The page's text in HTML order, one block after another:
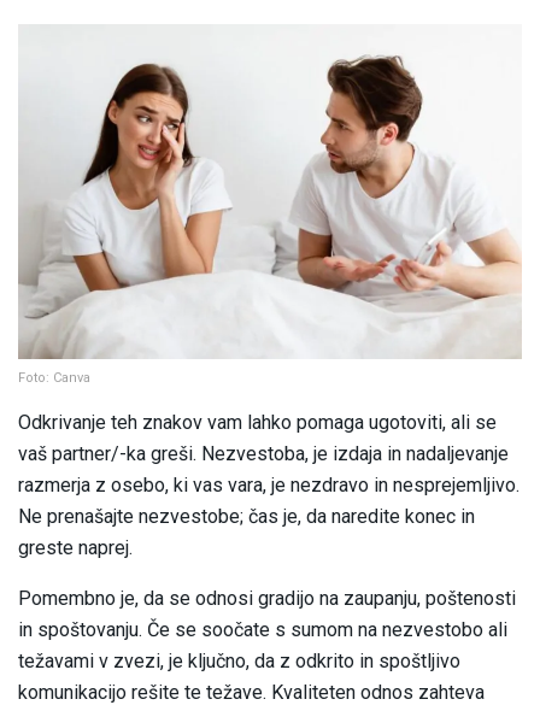
Foto: Canva
Odkrivanje teh znakov vam lahko pomaga ugotoviti, ali se
vaš partner/-ka greši. Nezvestoba, je izdaja in nadaljevanje
razmerja z osebo, ki vas vara, je nezdravo in nesprejemljivo.
Ne prenašajte nezvestobe; čas je, da naredite konec in
greste naprej.
Pomembno je, da se odnosi gradijo na zaupanju, poštenosti
in spoštovanju. Če se soočate s sumom na nezvestobo ali
težavami v zvezi, je ključno, da z odkrito in spoštljivo
komunikacijo rešite te težave. Kvaliteten odnos zahteva